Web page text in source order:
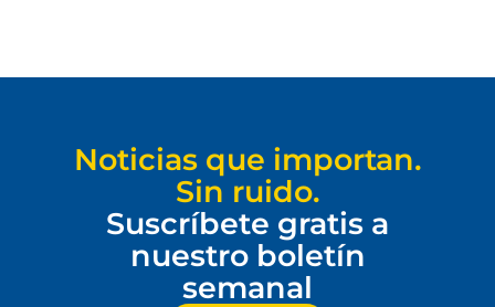
Noticias que importan.
Sin ruido.
Suscríbete gratis a
nuestro boletín
semanal